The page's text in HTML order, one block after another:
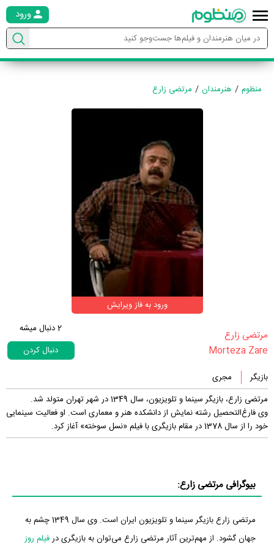
ورود
منظوم هنرمندان مرتضی زارع
ورود به فاز ویرایش
‏مرتضی زارع‏
Morteza Zare
2دنبال میشه
دنبال کردن
بازیگر
مجری
مرتضی زارع، بازیگر سینما و تلویزیون، سال 1349 در شهر تهران متولد شد.
وی فارغ‌التحصیل رشته نمایش از دانشکده هنر و معماری است. او فعالیت سینمایی
خود را از سال 1378 در مقام بازیگری با فیلم «نسل سوخته» آغاز کرد.
بیوگرافی مرتضی زارع:
مرتضی زارع بازیگر سینما و تلویزیون ایران است. وی سال 1349 چشم به
جهان گشود. از مهم‌ترین آثار مرتضی زارع می‌توان به بازیگری درفیلم روز